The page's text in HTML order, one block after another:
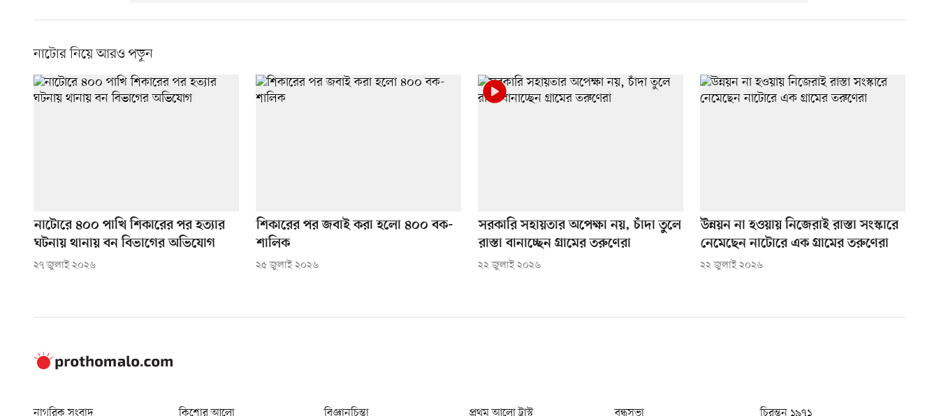
নাটোর নিয়ে আরও পড়ুন
নাটোরে ৪০০ পাখি শিকারের পর হত্যার
ঘটনায় থানায় বন বিভাগের অভিযোগ
২৭ জুলাই ২০২৬
শিকারের পর জবাই করা হলো ৪০০ বক-
শালিক
২৫ জুলাই ২০২৬
সরকারি সহায়তার অপেক্ষা নয়, চাঁদা তুলে
রাস্তা বানাচ্ছেন গ্রামের তরুণেরা
২২ জুলাই ২০২৬
উন্নয়ন না হওয়ায় নিজেরাই রাস্তা সংস্কারে
নেমেছেন নাটোরে এক গ্রামের তরুণেরা
২২ জুলাই ২০২৬
নাগরিক সংবাদ কিশোর আলো বিজ্ঞানচিন্তা প্রথম আলো ট্রাস্ট বন্ধুসভা চিরন্তন ১৯৭১